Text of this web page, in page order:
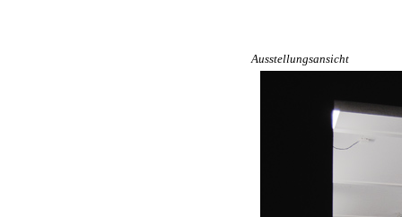
Ausstellungsansicht